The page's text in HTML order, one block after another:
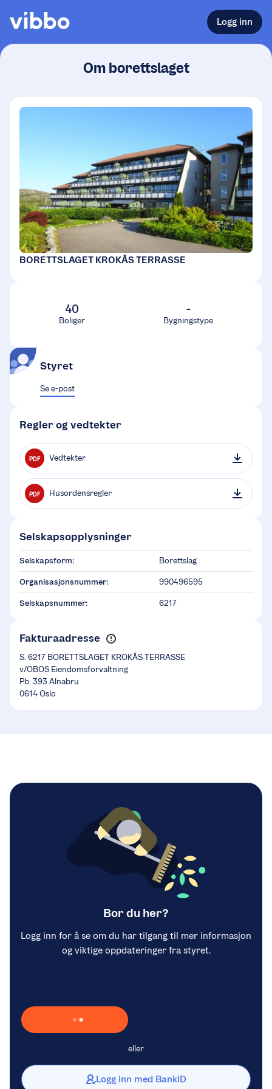
Logg inn
Om borettslaget
BORETTSLAGET KROKÅS TERRASSE
40
Boliger
-
Bygningstype
Styret
Se e-post
Regler og vedtekter
PDF Vedtekter
PDF Husordensregler
Selskapsopplysninger
Selskapsform: Borettslag
Organisasjonsnummer: 990496595
Selskapsnummer: 6217
Fakturaadresse
S. 6217 BORETTSLAGET KROKÅS TERRASSE
v/OBOS Eiendomsforvaltning
Pb. 393 Alnabru
0614 Oslo
Bor du her?
Logg inn for å se om du har tilgang til mer informasjon
og viktige oppdateringer fra styret.
Laster inn Vipps …
eller
Logg inn med BankID